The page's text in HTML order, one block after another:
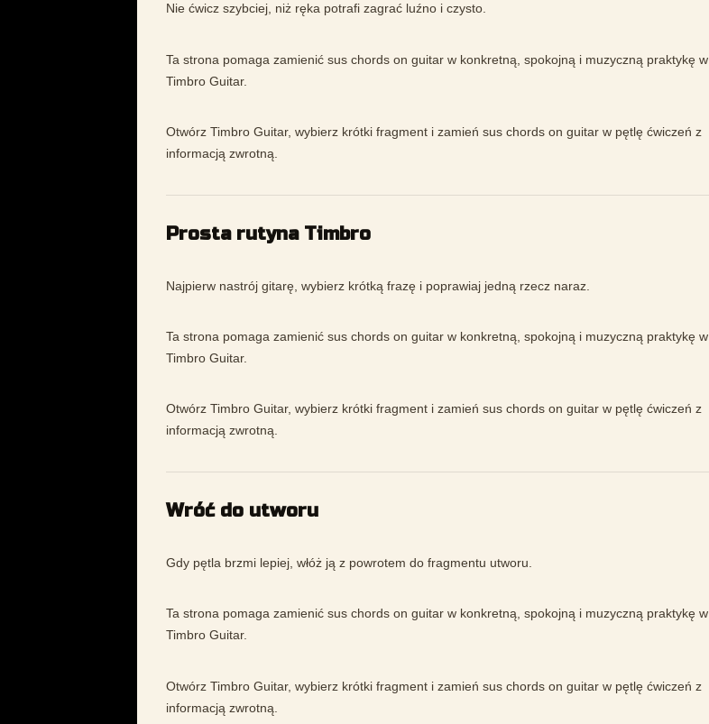
Nie ćwicz szybciej, niż ręka potrafi zagrać luźno i czysto.
Ta strona pomaga zamienić sus chords on guitar w konkretną, spokojną i muzyczną praktykę w
Timbro Guitar.
Otwórz Timbro Guitar, wybierz krótki fragment i zamień sus chords on guitar w pętlę ćwiczeń z
informacją zwrotną.
Prosta rutyna Timbro
Najpierw nastrój gitarę, wybierz krótką frazę i poprawiaj jedną rzecz naraz.
Ta strona pomaga zamienić sus chords on guitar w konkretną, spokojną i muzyczną praktykę w
Timbro Guitar.
Otwórz Timbro Guitar, wybierz krótki fragment i zamień sus chords on guitar w pętlę ćwiczeń z
informacją zwrotną.
Wróć do utworu
Gdy pętla brzmi lepiej, włóż ją z powrotem do fragmentu utworu.
Ta strona pomaga zamienić sus chords on guitar w konkretną, spokojną i muzyczną praktykę w
Timbro Guitar.
Otwórz Timbro Guitar, wybierz krótki fragment i zamień sus chords on guitar w pętlę ćwiczeń z
informacją zwrotną.